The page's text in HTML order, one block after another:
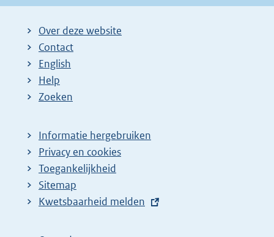
Over deze website
Contact
English
Help
Zoeken
Informatie hergebruiken
Privacy en cookies
Toegankelijkheid
Sitemap
E
t
Kwetsbaarheid melden